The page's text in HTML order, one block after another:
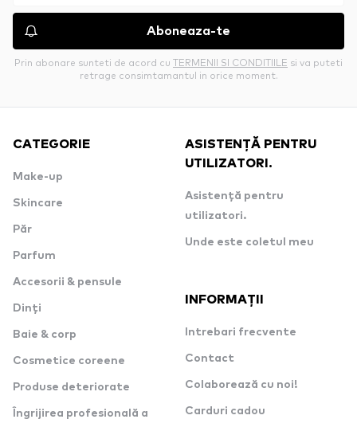
Aboneaza-te
Prin abonare sunteti de acord cu TERMENII SI CONDITIILE si va puteti
retrage consimtamantul in orice moment.
CATEGORIE
Make-up
Skincare
Păr
Parfum
Accesorii & pensule
Dinți
Baie & corp
Cosmetice coreene
Produse deteriorate
Îngrijirea profesională a
ASISTENȚĂ PENTRU
UTILIZATORI.
Asistență pentru
utilizatori.
Unde este coletul meu
INFORMAȚII
Intrebari frecvente
Contact
Colaborează cu noi!
Carduri cadou